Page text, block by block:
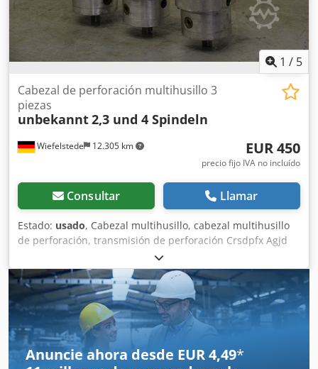
1 / 5
Wiefelstede 12.305 km
Cabezal de perforación multihusillo 3
piezas
unbekannt2,3 und 4 Spindeln
EUR 450
precio fijo IVA no incluído
Consultar Llamar
Estado: usado, Cabezal multihusillo, cabezal multihusillo
de perforación, transmisión de perforación Crsdpfx Agjd
Nzg Deujf -Cabezal multihusillo (por unidad): 3 -Husillos: 2,
3 + 4 -Portaherramientas: Ø 20 x 28 mm -Precio: completo -
Dimensiones: ver imágenes -Peso: 7 kg
Anuncie ahora desde EUR 4,49*